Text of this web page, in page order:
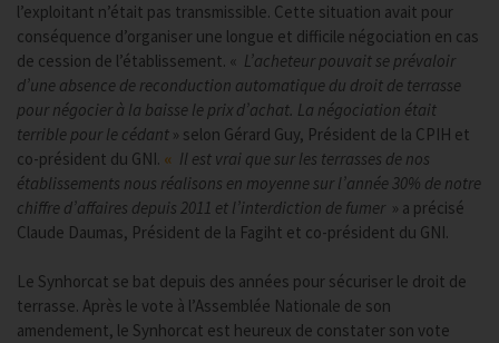
l’exploitant n’était pas transmissible. Cette situation avait pour
conséquence d’organiser une longue et difficile négociation en cas
de cession de l’établissement. « L’acheteur pouvait se prévaloir
d’une absence de reconduction automatique du droit de terrasse
pour négocier à la baisse le prix d’achat. La négociation était
terrible pour le cédant » selon Gérard Guy, Président de la CPIH et
co-président du GNI. « Il est vrai que sur les terrasses de nos
établissements nous réalisons en moyenne sur l’année 30% de notre
chiffre d’affaires depuis 2011 et l’interdiction de fumer » a précisé
Claude Daumas, Président de la Fagiht et co-président du GNI.
Le Synhorcat se bat depuis des années pour sécuriser le droit de
terrasse. Après le vote à l’Assemblée Nationale de son
amendement, le Synhorcat est heureux de constater son vote